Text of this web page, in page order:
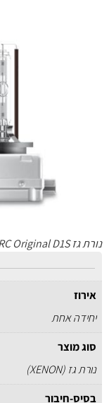
נורת גז OSRAM XENARC Original D1S
אירוז
יחידה אחת
סוג מוצר
נורת גז (XENON)
בסיס-חיבור